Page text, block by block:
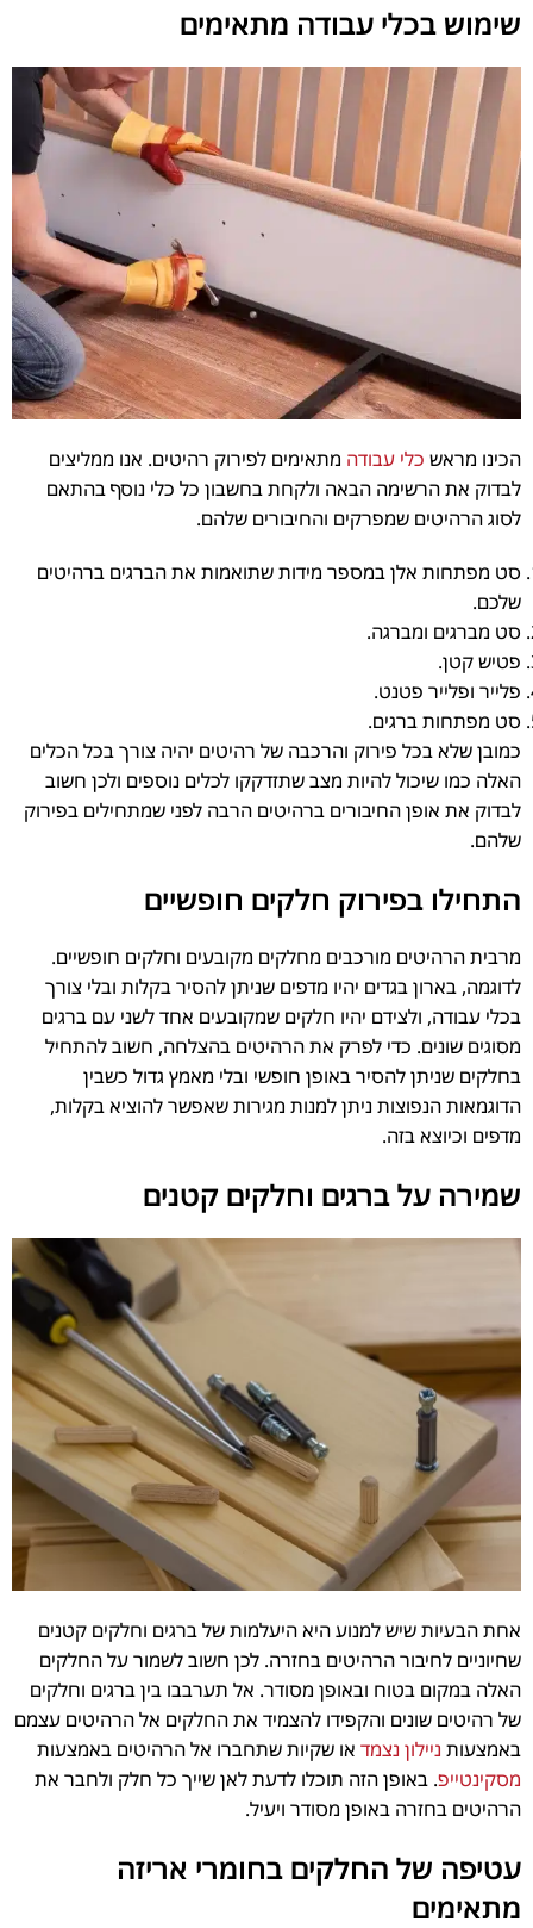
שימוש בכלי עבודה מתאימים
הכינו מראש כלי עבודה מתאימים לפירוק רהיטים. אנו ממליצים
לבדוק את הרשימה הבאה ולקחת בחשבון כל כלי נוסף בהתאם
לסוג הרהיטים שמפרקים והחיבורים שלהם.
סט מפתחות אלן במספר מידות שתואמות את הברגים ברהיטים
שלכם.
סט מברגים ומברגה.
פטיש קטן.
פלייר ופלייר פטנט.
סט מפתחות ברגים.
כמובן שלא בכל פירוק והרכבה של רהיטים יהיה צורך בכל הכלים
האלה כמו שיכול להיות מצב שתזדקקו לכלים נוספים ולכן חשוב
לבדוק את אופן החיבורים ברהיטים הרבה לפני שמתחילים בפירוק
שלהם.
התחילו בפירוק חלקים חופשיים
מרבית הרהיטים מורכבים מחלקים מקובעים וחלקים חופשיים.
לדוגמה, בארון בגדים יהיו מדפים שניתן להסיר בקלות ובלי צורך
בכלי עבודה, ולצידם יהיו חלקים שמקובעים אחד לשני עם ברגים
מסוגים שונים. כדי לפרק את הרהיטים בהצלחה, חשוב להתחיל
בחלקים שניתן להסיר באופן חופשי ובלי מאמץ גדול כשבין
הדוגמאות הנפוצות ניתן למנות מגירות שאפשר להוציא בקלות,
מדפים וכיוצא בזה.
שמירה על ברגים וחלקים קטנים
אחת הבעיות שיש למנוע היא היעלמות של ברגים וחלקים קטנים
שחיוניים לחיבור הרהיטים בחזרה. לכן חשוב לשמור על החלקים
האלה במקום בטוח ובאופן מסודר. אל תערבבו בין ברגים וחלקים
של רהיטים שונים והקפידו להצמיד את החלקים אל הרהיטים עצמם
באמצעות ניילון נצמד או שקיות שתחברו אל הרהיטים באמצעות
מסקינטייפ. באופן הזה תוכלו לדעת לאן שייך כל חלק ולחבר את
הרהיטים בחזרה באופן מסודר ויעיל.
עטיפה של החלקים בחומרי אריזה
מתאימים